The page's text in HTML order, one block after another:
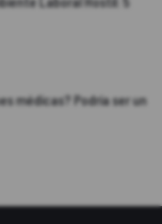
médicas? Podría ser un